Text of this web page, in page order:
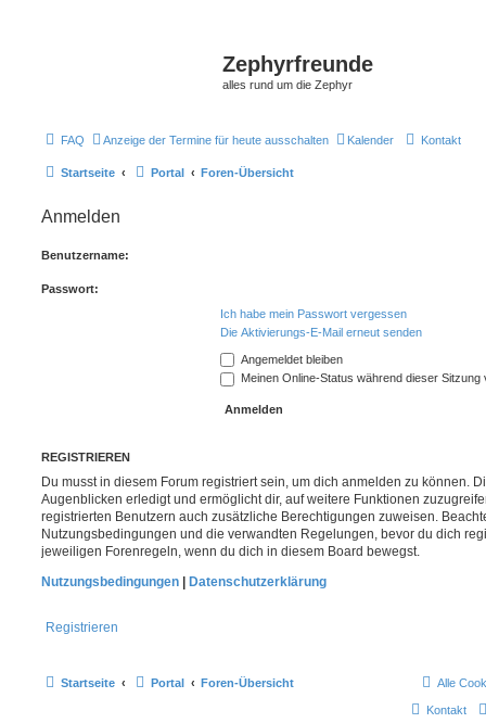
Zephyrfreunde
alles rund um die Zephyr
FAQ Anzeige der Termine für heute ausschalten Kalender Kontakt
Startseite Portal Foren-Übersicht
Anmelden
Benutzername:
Passwort:
Ich habe mein Passwort vergessen
Die Aktivierungs-E-Mail erneut senden
Angemeldet bleiben
Meinen Online-Status während dieser Sitzung
REGISTRIEREN
Du musst in diesem Forum registriert sein, um dich anmelden zu können.
Augenblicken erledigt und ermöglicht dir, auf weitere Funktionen
registrierten Benutzern auch zusätzliche Berechtigungen zuweisen.
Nutzungsbedingungen und die verwandten Regelungen, bevor du dich
jeweiligen Forenregeln, wenn du dich in diesem Board bewegst.
Nutzungsbedingungen
Datenschutzerklärung
Registrieren
Startseite Portal Foren-Übersicht Alle
Kontakt